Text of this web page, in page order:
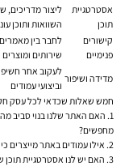
אסטרטגיית
תוכן
ליצור מדריכים,
השוואות ותוכן
קישורים
פנימיים
לחבר בין
שירותים ומוצרים
מדידה ושיפור
לעקוב אחר
וביצועי עמודים
חמש שאלות שכדאי לכל עסק
האם האתר שלנו בנוי סביב
מחפשים?
אילו עמודים באתר מייצרים
האם יש לנו אסטרטגיית